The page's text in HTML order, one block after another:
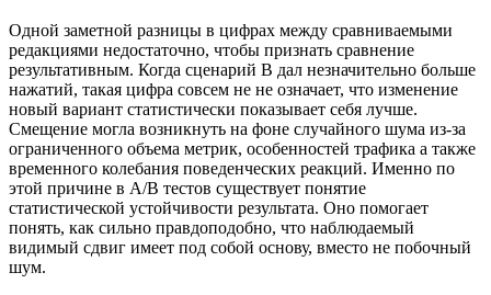
Одной заметной разницы в цифрах между сравниваемыми
редакциями недостаточно, чтобы признать сравнение
результативным. Когда сценарий B дал незначительно больше
нажатий, такая цифра совсем не не означает, что изменение
новый вариант статистически показывает себя лучше.
Смещение могла возникнуть на фоне случайного шума из-за
ограниченного объема метрик, особенностей трафика а также
временного колебания поведенческих реакций. Именно по
этой причине в A/B тестов существует понятие
статистической устойчивости результата. Оно помогает
понять, как сильно правдоподобно, что наблюдаемый
видимый сдвиг имеет под собой основу, вместо не побочный
шум.